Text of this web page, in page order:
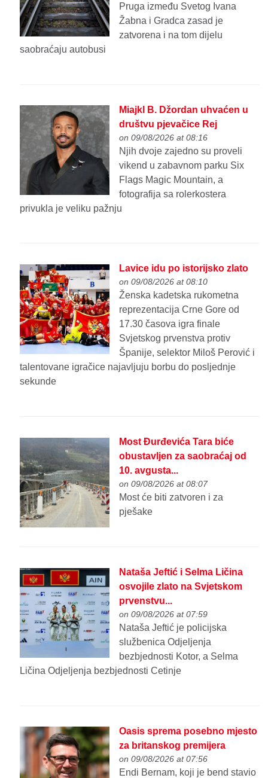
Pruga između Svetog Ivana
Žabna i Gradca zasad je
zatvorena i na tom dijelu
saobraćaju autobusi
Miajkl B. Džordan uhvaćen u
društvu pjevačice Rej
on 09/08/2026 at 08:16
Njih dvoje zajedno su proveli
vikend u zabavnom parku Six
Flags Magic Mountain, a
fotografija sa rolerkostera
privukla je veliku pažnju
Lavice idu po istorijsko zlato
on 09/08/2026 at 08:10
Ženska kadetska rukometna
reprezentacija Crne Gore od
17.30 časova igra finale
Svjetskog prvenstva protiv
Španije, selektor Miloš Perović i
talentovane igračice najavljuju borbu do posljednje
sekunde
Most Đurđevića Tara biće
obustavljen za saobraćaj od
10. avgusta...
on 09/08/2026 at 08:07
Most će biti zatvoren i za
pješake
Nataša Jeftić i Selma Ličina
osvojile zlato na Svjetskom
prvenstvu...
on 09/08/2026 at 07:59
Nataša Jeftić je policijska
službenica Odjeljenja
bezbjednosti Kotor, a Selma
Ličina Odjeljenja bezbjednosti Cetinje
Oasis sprema posebno mjesto
za britanskog premijera
on 09/08/2026 at 07:56
Endi Bernam, koji je bend stavio